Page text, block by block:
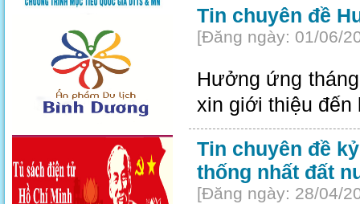
Tin chuyên đề
[Đăng ngày: 01/06/
Hưởng ứng
xin giới thiệu đến
Tin chuyên đề
thống nhất đất
[Đăng ngày: 28/04/